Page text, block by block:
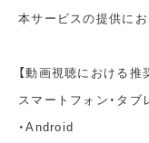
本サービスの提供に
【動画視聴における推
スマートフォン・タブ
・Android